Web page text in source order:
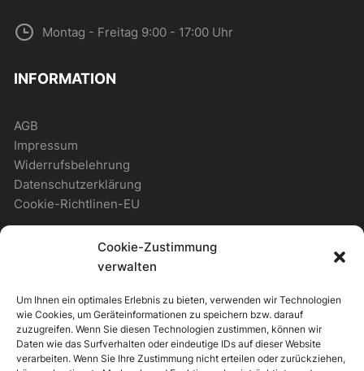
Cookie-Zustimmung
verwalten
Um Ihnen ein optimales Erlebnis zu bieten, verwenden wir Technologien
wie Cookies, um Geräteinformationen zu speichern bzw. darauf
zuzugreifen. Wenn Sie diesen Technologien zustimmen, können wir
Daten wie das Surfverhalten oder eindeutige IDs auf dieser Website
verarbeiten. Wenn Sie Ihre Zustimmung nicht erteilen oder zurückziehen,
Montag - Freitag 9:00 - 17:00 Uhr
INFORMATION
AGB
Impressum
Widerrufsbelehrung
Datenschutzerklärung
Cookie-Richtlinen-EU
WICHTIGES
Zahlungsmöglichkeiten
Versandmöglichkeiten
Newsletter